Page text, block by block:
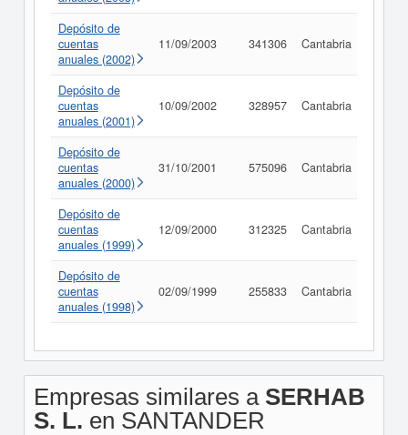
Depósito de
cuentas
anuales (2002)
11/09/2003 341306 Cantabria
Depósito de
cuentas
anuales (2001)
10/09/2002 328957 Cantabria
Depósito de
cuentas
anuales (2000)
31/10/2001 575096 Cantabria
Depósito de
cuentas
anuales (1999)
12/09/2000 312325 Cantabria
Depósito de
cuentas
anuales (1998)
02/09/1999 255833 Cantabria
Empresas similares a SERHAB
S. L. en SANTANDER